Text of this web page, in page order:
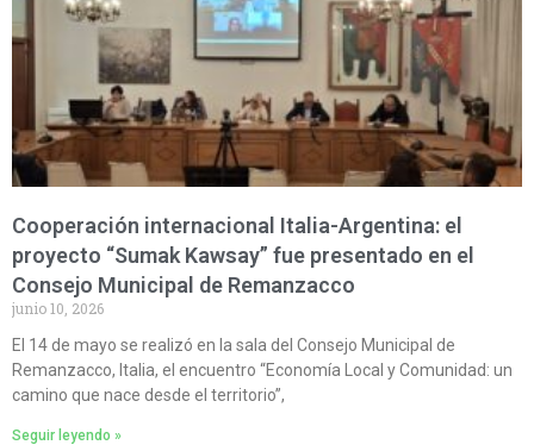
Cooperación internacional Italia-Argentina: el
proyecto “Sumak Kawsay” fue presentado en el
Consejo Municipal de Remanzacco
junio 10, 2026
El 14 de mayo se realizó en la sala del Consejo Municipal de
Remanzacco, Italia, el encuentro “Economía Local y Comunidad: un
camino que nace desde el territorio”,
Seguir leyendo »